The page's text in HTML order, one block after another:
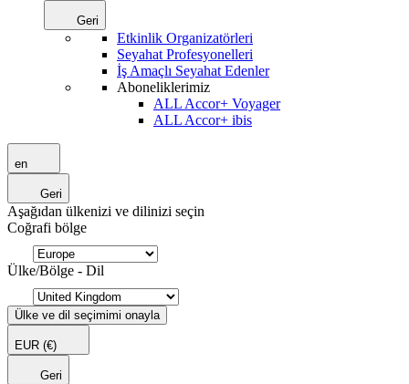
Geri
Etkinlik Organizatörleri
Seyahat Profesyonelleri
İş Amaçlı Seyahat Edenler
Aboneliklerimiz
ALL Accor+ Voyager
ALL Accor+ ibis
en
Geri
Aşağıdan ülkenizi ve dilinizi seçin
Coğrafi bölge
Ülke/Bölge - Dil
Ülke ve dil seçimimi onayla
EUR (€)
Geri